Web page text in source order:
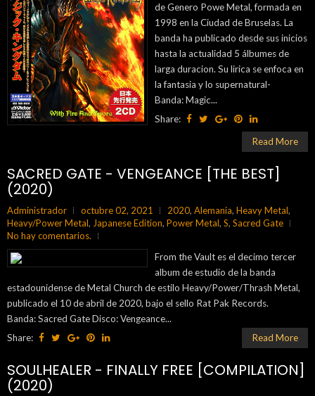
de Genero Powe Metal, formada en
1998 en la Ciudad de Bruselas. La
banda ha publicado desde sus inicios
hasta la actualidad 5 álbumes de
larga duracion. Su lirica se enfoca en
la fantasia y lo supernatural-
Banda: Magic...
Share:
Read More
SACRED GATE - VENGEANCE [THE BEST]
(2020)
Administrador octubre 02, 2021 2020, Alemania, Heavy Metal,
Heavy/Power Metal, Japanese Edition, Power Metal, S, Sacred Gate
No hay comentarios.
From the Vault es el decimo tercer
album de estudio de la banda
estadounidense de Metal Church de estilo Heavy/Power/Thrash Metal,
publicado el 10 de abril de 2020, bajo el sello Rat Pak Records.
Banda: Sacred Gate Disco: Vengeance...
Share:
Read More
SOULHEALER - FINALLY FREE [COMPILATION]
(2020)